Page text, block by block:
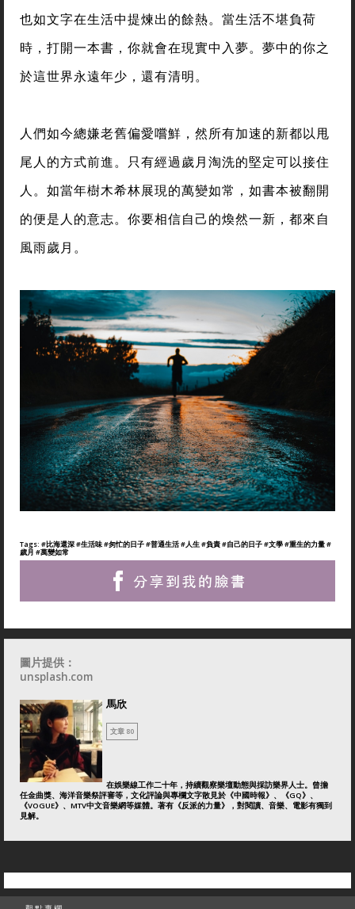
也如文字在生活中提煉出的餘熱。當生活不堪負荷
時，打開一本書，你就會在現實中入夢。夢中的你之
於這世界永遠年少，還有清明。
人們如今總嫌老舊偏愛嚐鮮，然所有加速的新都以甩
尾人的方式前進。只有經過歲月淘洗的堅定可以接住
人。如當年樹木希林展現的萬變如常，如書本被翻開
的便是人的意志。你要相信自己的煥然一新，都來自
風雨歲月。
Tags: #比海還深#生活味#匆忙的日子#普通生活#人生#負責#自己的日子#文學#重生的力量#
歲月 #萬變如常
圖片提供：
unsplash.com
馬欣
文章 80
在娛樂線工作二十年，持續觀察樂壇動態與採訪樂界人士。曾擔
任金曲獎、海洋音樂祭評審等，文化評論與專欄文字散見於《中國時報》、《GQ》、
《VOGUE》、MTV中文音樂網等媒體。著有《反派的力量》，對閱讀、音樂、電影有獨到
見解。